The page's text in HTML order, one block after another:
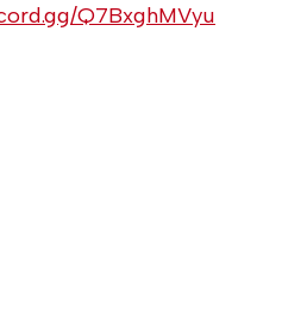
Q7BxghMVyu